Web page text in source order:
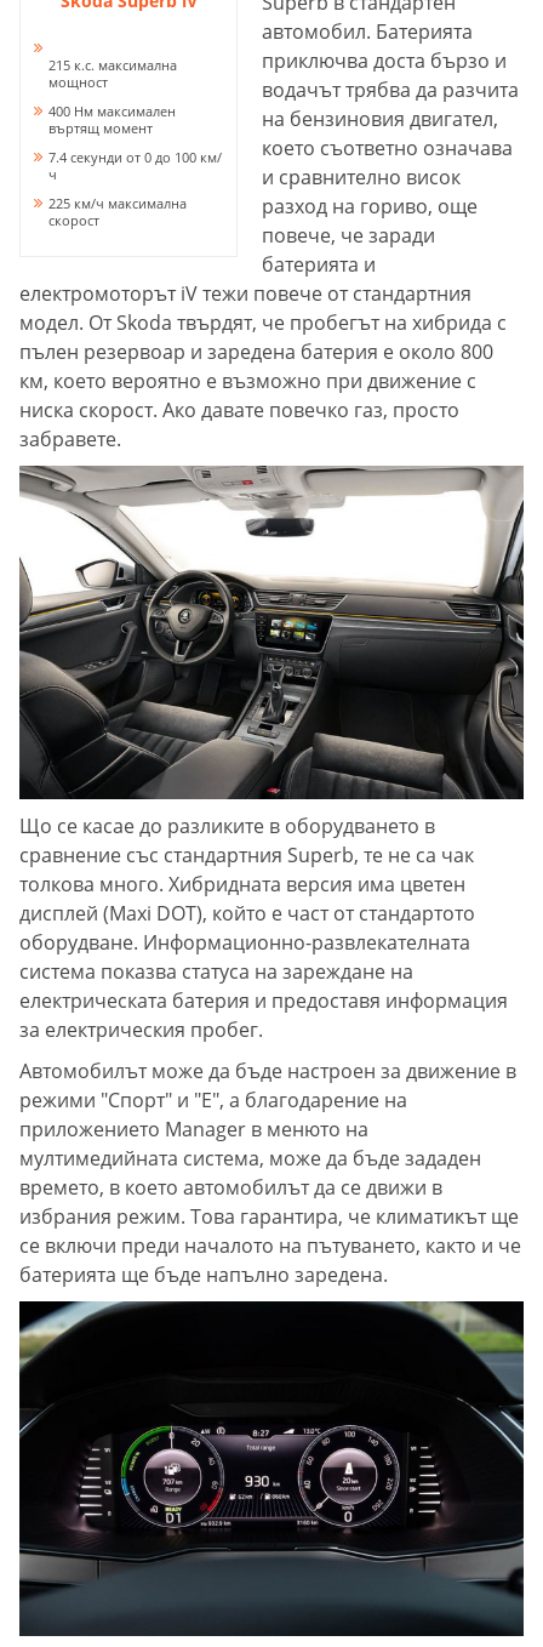
215 к.с. максимална
мощност
400 Нм максимален
въртящ момент
7.4 секунди от 0 до 100 км/
ч
225 км/ч максимална
скорост
автомобил. Батерията
приключва доста бързо и
водачът трябва да разчита
на бензиновия двигател,
което съответно означава
и сравнително висок
разход на гориво, още
повече, че заради
батерията и
електромоторът iV тежи повече от стандартния
модел. От Skoda твърдят, че пробегът на хибрида с
пълен резервоар и заредена батерия е около 800
км, което вероятно е възможно при движение с
ниска скорост. Ако давате повечко газ, просто
забравете.
Що се касае до разликите в оборудването в
сравнение със стандартния Superb, те не са чак
толкова много. Хибридната версия има цветен
дисплей (Maxi DOT), който е част от стандартото
оборудване. Информационно-развлекателната
система показва статуса на зареждане на
електрическата батерия и предоставя информация
за електрическия пробег.
Автомобилът може да бъде настрoен за движение в
режими "Спорт" и "Е", а благодарение на
приложението Manager в менюто на
мултимедийната система, може да бъде зададен
времето, в което автомобилът да се движи в
избрания режим. Това гарантира, че климатикът ще
се включи преди началото на пътуването, както и че
батерията ще бъде напълно заредена.